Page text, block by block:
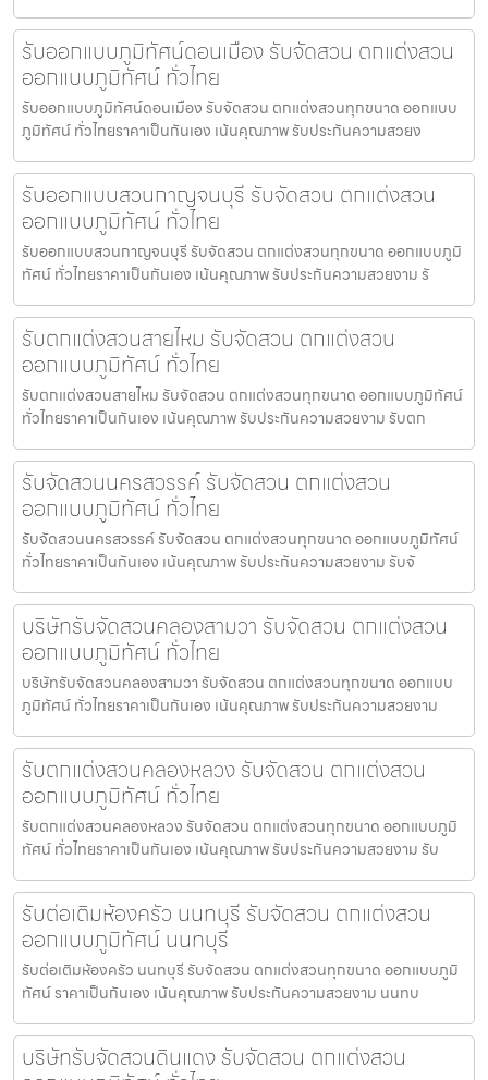
รับออกแบบภูมิทัศน์ดอนเมือง รับจัดสวน ตกแต่งสวน
ออกแบบภูมิทัศน์ ทั่วไทย
รับออกแบบภูมิทัศน์ดอนเมือง รับจัดสวน ตกแต่งสวนทุกขนาด ออกแบบ
ภูมิทัศน์ ทั่วไทยราคาเป็นกันเอง เน้นคุณภาพ รับประกันความสวยง
รับออกแบบสวนกาญจนบุรี รับจัดสวน ตกแต่งสวน
ออกแบบภูมิทัศน์ ทั่วไทย
รับออกแบบสวนกาญจนบุรี รับจัดสวน ตกแต่งสวนทุกขนาด ออกแบบภูมิ
ทัศน์ ทั่วไทยราคาเป็นกันเอง เน้นคุณภาพ รับประกันความสวยงาม รั
รับตกแต่งสวนสายไหม รับจัดสวน ตกแต่งสวน
ออกแบบภูมิทัศน์ ทั่วไทย
รับตกแต่งสวนสายไหม รับจัดสวน ตกแต่งสวนทุกขนาด ออกแบบภูมิทัศน์
ทั่วไทยราคาเป็นกันเอง เน้นคุณภาพ รับประกันความสวยงาม รับตก
รับจัดสวนนครสวรรค์ รับจัดสวน ตกแต่งสวน
ออกแบบภูมิทัศน์ ทั่วไทย
รับจัดสวนนครสวรรค์ รับจัดสวน ตกแต่งสวนทุกขนาด ออกแบบภูมิทัศน์
ทั่วไทยราคาเป็นกันเอง เน้นคุณภาพ รับประกันความสวยงาม รับจั
บริษัทรับจัดสวนคลองสามวา รับจัดสวน ตกแต่งสวน
ออกแบบภูมิทัศน์ ทั่วไทย
บริษัทรับจัดสวนคลองสามวา รับจัดสวน ตกแต่งสวนทุกขนาด ออกแบบ
ภูมิทัศน์ ทั่วไทยราคาเป็นกันเอง เน้นคุณภาพ รับประกันความสวยงาม
รับตกแต่งสวนคลองหลวง รับจัดสวน ตกแต่งสวน
ออกแบบภูมิทัศน์ ทั่วไทย
รับตกแต่งสวนคลองหลวง รับจัดสวน ตกแต่งสวนทุกขนาด ออกแบบภูมิ
ทัศน์ ทั่วไทยราคาเป็นกันเอง เน้นคุณภาพ รับประกันความสวยงาม รับ
รับต่อเติมห้องครัว นนทบุรี รับจัดสวน ตกแต่งสวน
ออกแบบภูมิทัศน์ นนทบุรี
รับต่อเติมห้องครัว นนทบุรี รับจัดสวน ตกแต่งสวนทุกขนาด ออกแบบภูมิ
ทัศน์ ราคาเป็นกันเอง เน้นคุณภาพ รับประกันความสวยงาม นนทบ
บริษัทรับจัดสวนดินแดง รับจัดสวน ตกแต่งสวน